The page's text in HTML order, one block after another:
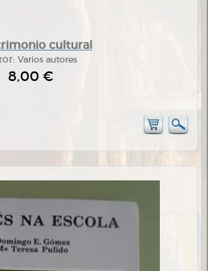
cultural
Varios autores
8,00 €